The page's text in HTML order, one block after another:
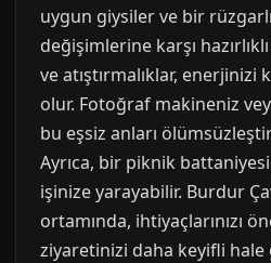
uygun giysiler ve bir
değişimlerine karşı
ve atıştırmalıklar, enerjinizi
olur. Fotoğraf makineniz
bu eşsiz anları
Ayrıca, bir piknik
işinize yarayabilir. Burdur
ortamında, ihtiyaçlarınızı
ziyaretinizi daha keyifli hale